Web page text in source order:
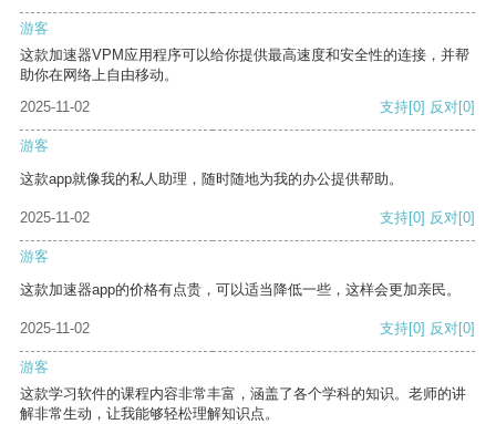
游客
这款加速器VPM应用程序可以给你提供最高速度和安全性的连接，并帮
助你在网络上自由移动。
2025-11-02
支持[0] 反对[0]
游客
这款app就像我的私人助理，随时随地为我的办公提供帮助。
2025-11-02 支持[0] 反对[0]
游客
这款加速器app的价格有点贵，可以适当降低一些，这样会更加亲民。
2025-11-02 支持[0] 反对[0]
游客
这款学习软件的课程内容非常丰富，涵盖了各个学科的知识。老师的讲
解非常生动，让我能够轻松理解知识点。